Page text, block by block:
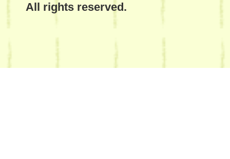
All rights reserved.